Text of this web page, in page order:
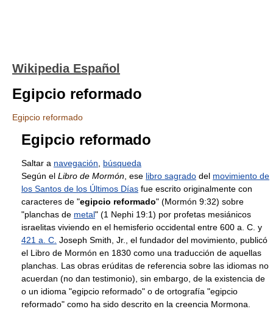
Wikipedia Español
Egipcio reformado
Egipcio reformado
Egipcio reformado
Saltar a navegación
búsqueda
Según el Libro de Mormón , ese libro sagrado del movimiento de
los Santos de los Últimos Días fue escrito originalmente con
caracteres de "egipcio reformado" (Mormón 9:32) sobre
"planchas de metal" (1 Nephi 19:1) por profetas mesiánicos
israelitas viviendo en el hemisferio occidental entre 600 a. C. y
421 a. C. Joseph Smith, Jr., el fundador del movimiento, publicó
el Libro de Mormón en 1830 como una traducción de aquellas
planchas. Las obras erúditas de referencia sobre las idiomas no
acuerdan (no dan testimonio), sin embargo, de la existencia de
o un idioma "egipcio reformado" o de ortografía "egipcio
reformado" como ha sido descrito en la creencia Mormona.